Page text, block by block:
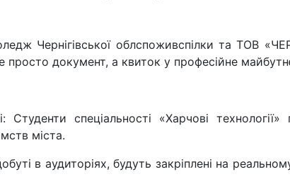
Чернігівської облспоживспілки та ТОВ
просто документ, а квиток у професійне
спеціальності «Харчові
міста.
в аудиторіях, будуть закріплені на